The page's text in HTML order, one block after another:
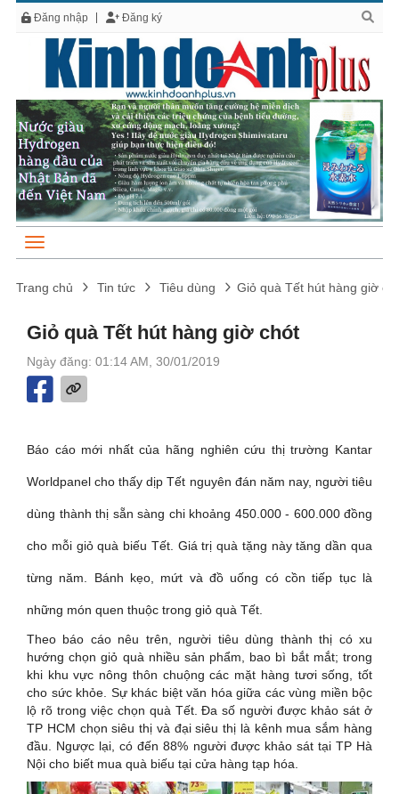
Đăng nhập Đăng ký
Trang chủ Tin tức Tiêu dùng Giỏ quà Tết hút hàng giờ
Giỏ quà Tết hút hàng giờ chót
Ngày đăng: 01:14 AM, 30/01/2019
Báo cáo mới nhất của hãng nghiên cứu thị trường Kantar
Worldpanel cho thấy dịp Tết nguyên đán năm nay, người tiêu
dùng thành thị sẵn sàng chi khoảng 450.000 - 600.000 đồng
cho mỗi giỏ quà biếu Tết. Giá trị quà tặng này tăng dần qua
từng năm. Bánh kẹo, mứt và đồ uống có cồn tiếp tục là
những món quen thuộc trong giỏ quà Tết.
Theo báo cáo nêu trên, người tiêu dùng thành thị có xu
hướng chọn giỏ quà nhiều sản phẩm, bao bì bắt mắt; trong
khi khu vực nông thôn chuộng các mặt hàng tươi sống, tốt
cho sức khỏe. Sự khác biệt văn hóa giữa các vùng miền bộc
lộ rõ trong việc chọn quà Tết. Đa số người được khảo sát ở
TP HCM chọn siêu thị và đại siêu thị là kênh mua sắm hàng
đầu. Ngược lại, có đến 88% người được khảo sát tại TP Hà
Nội cho biết mua quà biếu tại cửa hàng tạp hóa.